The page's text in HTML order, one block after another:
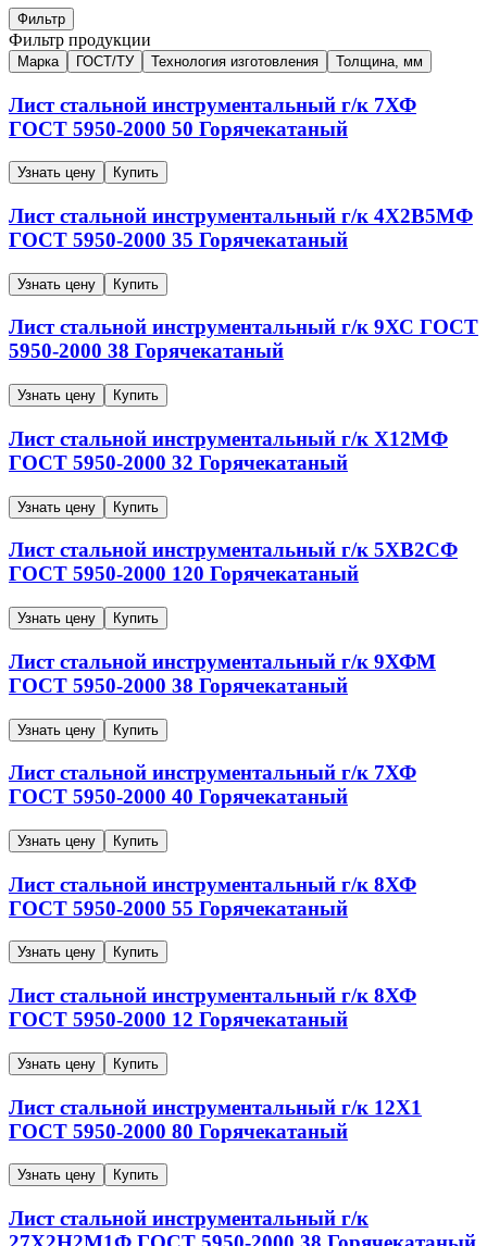
Фильтр
Фильтр продукции
Марка ГОСТ/ТУ Технология изготовления Толщина, мм
Лист стальной инструментальный г/к 7ХФ
ГОСТ 5950-2000 50 Горячекатаный
Узнать цену Купить
Лист стальной инструментальный г/к 4Х2В5МФ
ГОСТ 5950-2000 35 Горячекатаный
Узнать цену Купить
Лист стальной инструментальный г/к 9ХС ГОСТ
5950-2000 38 Горячекатаный
Узнать цену Купить
Лист стальной инструментальный г/к Х12МФ
ГОСТ 5950-2000 32 Горячекатаный
Узнать цену Купить
Лист стальной инструментальный г/к 5ХВ2СФ
ГОСТ 5950-2000 120 Горячекатаный
Узнать цену Купить
Лист стальной инструментальный г/к 9ХФМ
ГОСТ 5950-2000 38 Горячекатаный
Узнать цену Купить
Лист стальной инструментальный г/к 7ХФ
ГОСТ 5950-2000 40 Горячекатаный
Узнать цену Купить
Лист стальной инструментальный г/к 8ХФ
ГОСТ 5950-2000 55 Горячекатаный
Узнать цену Купить
Лист стальной инструментальный г/к 8ХФ
ГОСТ 5950-2000 12 Горячекатаный
Узнать цену Купить
Лист стальной инструментальный г/к 12Х1
ГОСТ 5950-2000 80 Горячекатаный
Узнать цену Купить
Лист стальной инструментальный г/к